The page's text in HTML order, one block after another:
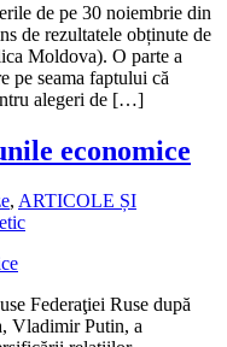
de pe 30 noiembrie din
de rezultatele obținute de
Moldova). O parte a
pe seama faptului că
alegeri de […]
economice
, ARTICOLE ȘI
Federaţiei Ruse după
Vladimir Putin, a